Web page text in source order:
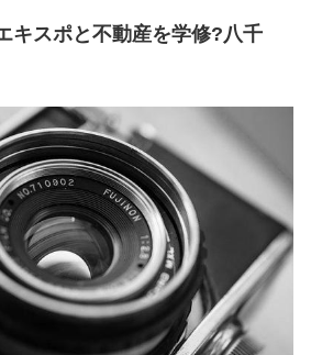
キスポと不動産を学修?八千